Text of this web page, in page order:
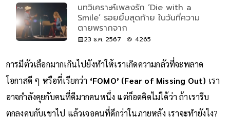
บทวิเคราะห์เพลงรัก ‘Die with a
Smile’ รอยยิ้มสุดท้าย ในวันที่ความ
ตายพรากจาก
การมีตัวเลือกมากเกินไปยังทำให้เราเกิดความกลัวที่จะพลาด
โอกาสดี ๆ หรือที่เรียกว่า‘FOMO’ (Fear of Missing Out)เรา
อาจกำลังคุยกับคนที่ดีมากคนหนึ่ง แต่ก็อดคิดไม่ได้ว่า ถ้าเรารีบ